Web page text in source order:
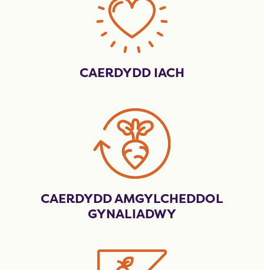
CAERDYDD IACH
CAERDYDD AMGYLCHEDDOL
GYNALIADWY